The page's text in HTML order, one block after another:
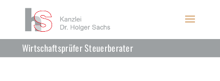
Wirtschaftsprüfer Steuerberater